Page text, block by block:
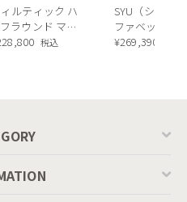
ングテーブルやキッチンカウ
ルティック ハ
ラウンド マテ
ラ塗装 ダイニ
税込
SYU（シュウ
ファベッド（
ュラル）
¥269,390